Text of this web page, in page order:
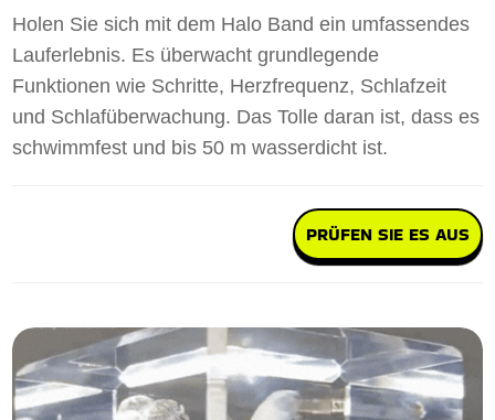
Holen Sie sich mit dem Halo Band ein umfassendes
Lauferlebnis. Es überwacht grundlegende
Funktionen wie Schritte, Herzfrequenz, Schlafzeit
und Schlafüberwachung. Das Tolle daran ist, dass es
schwimmfest und bis 50 m wasserdicht ist.
PRÜFEN SIE ES AUS